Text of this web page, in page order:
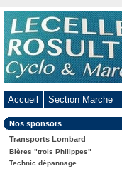
Aller
au
contenu
-
Aller
menu
principal
-
à
Accueil Section Marche
Dans
la
rubrique
:
Nos sponsors
Transports Lombard
Bières "trois Philippes"
Technic dépannage